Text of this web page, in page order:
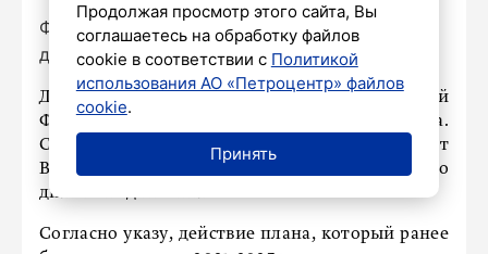
Фото: Дмитрий Фуфаев / «Петербургский
дневник»
Действие плана обороны Российской
Федерации продлено на два года – до 2027 года.
Соответствующий указ подписал президент
Владимир Путин, документ вступил в силу со
дня его подписания.
Согласно указу, действие плана, который ранее
Продолжая просмотр этого сайта, Вы
соглашаетесь на обработку файлов
cookie в соответствии с Политикой
использования АО «Петроцентр» файлов
cookie.
Принять